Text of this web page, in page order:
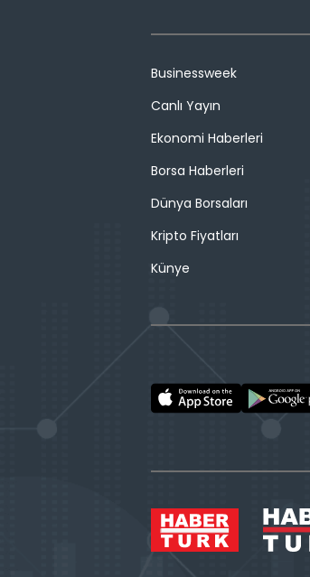
Businessweek
Canlı Yayın
Ekonomi Haberleri
Borsa Haberleri
Dünya Borsaları
Kripto Fiyatları
Künye